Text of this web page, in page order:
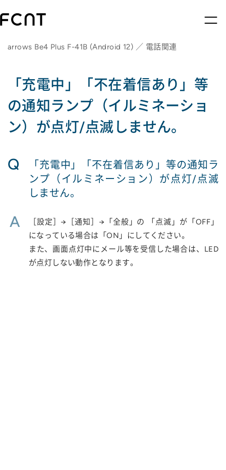
arrows Be4 Plus F-41B (Android 12) ／ 電話関連
「充電中」「不在着信あり」等
の通知ランプ（イルミネーショ
ン）が点灯/点滅しません。
Q
「充電中」「不在着信あり」等の通知ラ
ンプ（イルミネーション）が点灯/点滅
しません。
A
［設定］→［通知］→「全般」の 「点滅」が「OFF」
になっている場合は「ON」にしてください。
また、画面点灯中にメール等を受信した場合は、LED
が点灯しない動作となります。